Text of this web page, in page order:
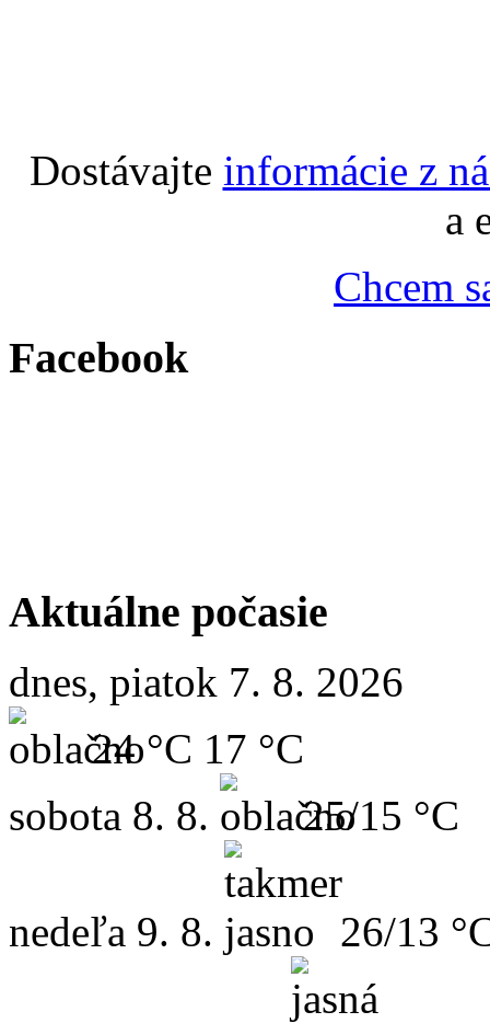
Dostávajte informácie z
a
Chcem
Facebook
Aktuálne počasie
dnes, piatok 7. 8. 2026
24 °C 17 °C
sobota 8. 8. 25/15 °C
nedeľa 9. 8. 26/13